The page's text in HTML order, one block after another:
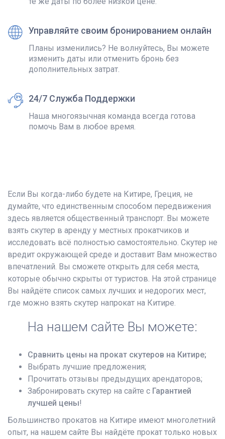
Управляйте своим бронированием онлайн
Планы изменились? Не волнуйтесь, Вы можете
изменить даты или отменить бронь без
дополнительных затрат.
24/7 Служба Поддержки
Наша многоязычная команда всегда готова
помочь Вам в любое время.
Если Вы когда-либо будете на Китире, Греция, не
думайте, что единственным способом передвижения
здесь является общественный транспорт. Вы можете
взять скутер в аренду у местных прокатчиков и
исследовать всё полностью самостоятельно. Скутер не
вредит окружающей среде и доставит Вам множество
впечатлений. Вы сможете открыть для себя места,
которые обычно скрыты от туристов. На этой странице
Вы найдёте список самых лучших и недорогих мест,
где можно взять скутер напрокат на Китире.
На нашем сайте Вы можете:
Сравнить цены на прокат скутеров на Китире;
Выбрать лучшие предложения;
Прочитать отзывы предыдущих арендаторов;
Забронировать скутер на сайте с Гарантией
лучшей цены!
Большинство прокатов на Китире имеют многолетний
опыт, на нашем сайте Вы найдёте прокат только новых